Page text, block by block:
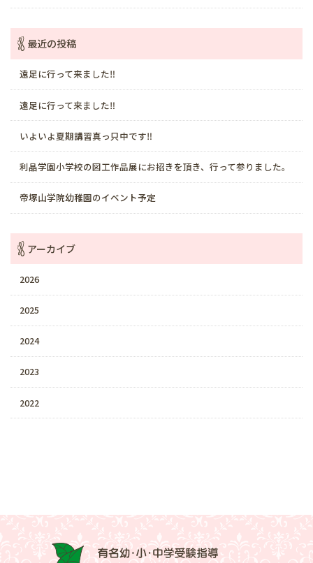
最近の投稿
遠足に行って来ました‼️
遠足に行って来ました‼️
いよいよ夏期講習真っ只中です‼️
利晶学園小学校の図工作品展にお招きを頂き、行って参りました。
帝塚山学院幼稚園のイベント予定
アーカイブ
2026
2025
2024
2023
2022